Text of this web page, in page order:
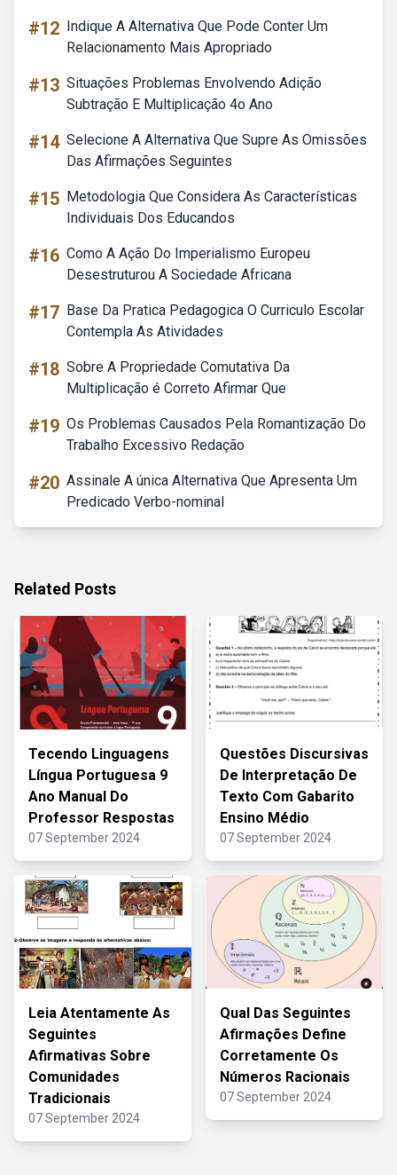
#12 Indique A Alternativa Que Pode Conter Um
Relacionamento Mais Apropriado
#13 Situações Problemas Envolvendo Adição
Subtração E Multiplicação 4o Ano
#14 Selecione A Alternativa Que Supre As Omissões
Das Afirmações Seguintes
#15 Metodologia Que Considera As Características
Individuais Dos Educandos
#16 Como A Ação Do Imperialismo Europeu
Desestruturou A Sociedade Africana
#17 Base Da Pratica Pedagogica O Curriculo Escolar
Contempla As Atividades
#18 Sobre A Propriedade Comutativa Da
Multiplicação é Correto Afirmar Que
#19 Os Problemas Causados Pela Romantização Do
Trabalho Excessivo Redação
#20 Assinale A única Alternativa Que Apresenta Um
Predicado Verbo-nominal
Related Posts
Tecendo Linguagens
Língua Portuguesa 9
Ano Manual Do
Professor Respostas
07 September 2024
Questões Discursivas
De Interpretação De
Texto Com Gabarito
Ensino Médio
07 September 2024
Leia Atentamente As
Seguintes
Afirmativas Sobre
Comunidades
Tradicionais
07 September 2024
Qual Das Seguintes
Afirmações Define
Corretamente Os
Números Racionais
07 September 2024